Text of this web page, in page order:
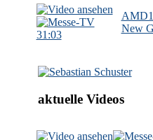
31:03
New
aktuelle Videos